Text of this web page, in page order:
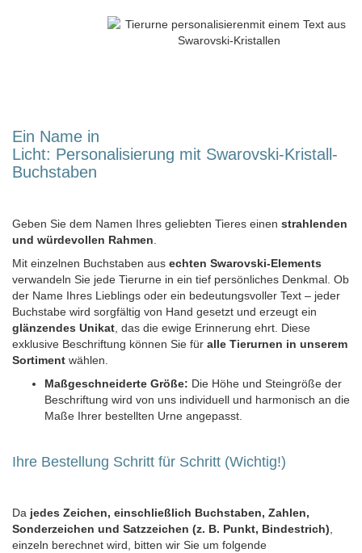
Ein Name in
Licht: Personalisierung mit Swarovski-Kristall-
Buchstaben
Geben Sie dem Namen Ihres geliebten Tieres einen strahlenden
und würdevollen Rahmen.
Mit einzelnen Buchstaben aus echten Swarovski-Elements
verwandeln Sie jede Tierurne in ein tief persönliches Denkmal. Ob
der Name Ihres Lieblings oder ein bedeutungsvoller Text – jeder
Buchstabe wird sorgfältig von Hand gesetzt und erzeugt ein
glänzendes Unikat, das die ewige Erinnerung ehrt. Diese
exklusive Beschriftung können Sie für alle Tierurnen in unserem
Sortiment wählen.
Maßgeschneiderte Größe: Die Höhe und Steingröße der
Beschriftung wird von uns individuell und harmonisch an die
Maße Ihrer bestellten Urne angepasst.
Ihre Bestellung Schritt für Schritt (Wichtig!)
Da jedes Zeichen, einschließlich Buchstaben, Zahlen,
Sonderzeichen und Satzzeichen (z. B. Punkt, Bindestrich),
einzeln berechnet wird, bitten wir Sie um folgende